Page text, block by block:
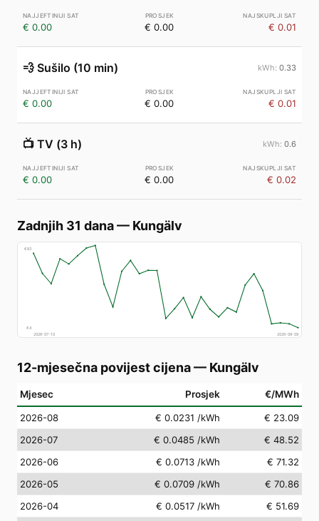
€ 0.00 € 0.00 € 0.01
💨 Sušilo (10 min) 0.33
€ 0.00 € 0.00 € 0.01
📺 TV (3 h) 0.6
€ 0.00 € 0.00 € 0.02
Zadnjih 31 dana— Kungälv
€83
€4
2026-07-10
2026-08-09
12-mjesečna povijest cijena— Kungälv
Mjesec Prosjek €/MWh
2026-08 € 0.0231 /kWh
€ 23.09
2026-07
€ 0.0485 /kWh
€ 48.52
2026-06
€ 0.0713 /kWh
€ 71.32
2026-05
€ 0.0709 /kWh
€ 70.86
2026-04
€ 0.0517 /kWh
€ 51.69